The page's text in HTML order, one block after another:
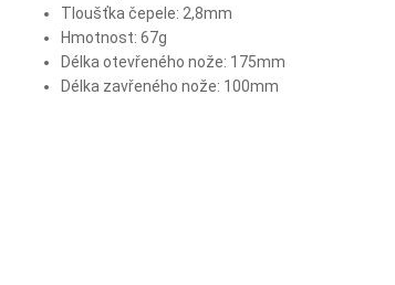
Tloušťka čepele: 2,8mm
Hmotnost: 67g
Délka otevřeného nože: 175mm
Délka zavřeného nože: 100mm